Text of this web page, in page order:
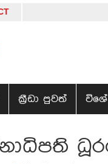
ක්‍රීඩා පුවත්